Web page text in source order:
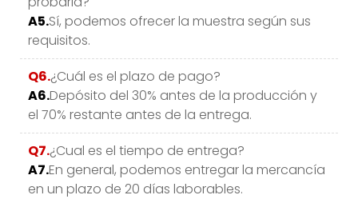
A5.Sí, podemos ofrecer la muestra según sus
requisitos.
Q6.¿Cuál es el plazo de pago?
A6.Depósito del 30% antes de la producción y
el 70% restante antes de la entrega.
Q7.¿Cual es el tiempo de entrega?
A7.En general, podemos entregar la mercancía
en un plazo de 20 días laborables.